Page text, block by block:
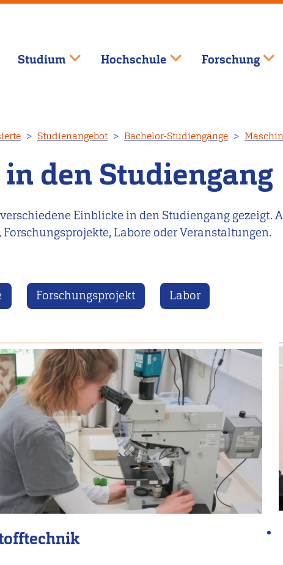
Studium Hochschule Forschung
Studienangebot Bachelor-Studiengänge
den Studiengang
Einblicke in den Studiengang gezeigt.
Labore oder Veranstaltungen.
Forschungsprojekt Labor